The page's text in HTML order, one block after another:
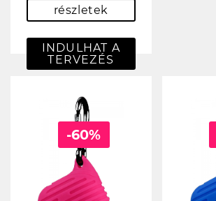
részletek
INDULHAT A
TERVEZÉS
-60%